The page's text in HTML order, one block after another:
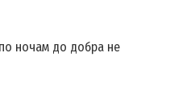
ночам до добра не